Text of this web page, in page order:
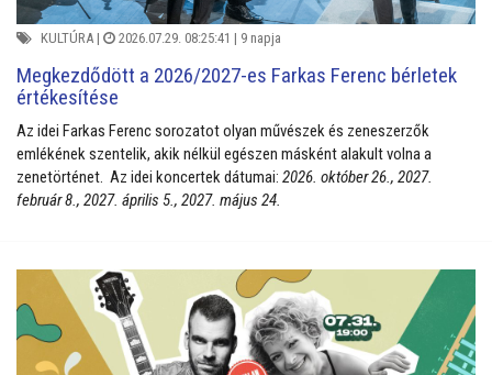
KULTÚRA | 2026.07.29. 08:25:41 | 9 napja
Megkezdődött a 2026/2027-es Farkas Ferenc bérletek
értékesítése
Az idei Farkas Ferenc sorozatot olyan művészek és zeneszerzők
emlékének szentelik, akik nélkül egészen másként alakult volna a
zenetörténet. Az idei koncertek dátumai: 2026. október 26., 2027.
február 8., 2027. április 5., 2027. május 24.